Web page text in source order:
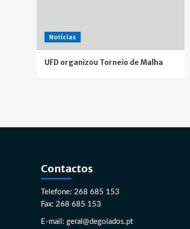
Notícias
UFD organizou Torneio de Malha
Contactos
Telefone: 268 685 153
Fax: 268 685 153
E-mail: geral@degolados.pt